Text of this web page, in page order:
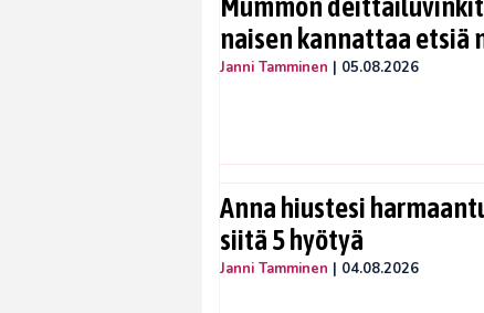
Mummon
naisen kannattaa etsiä
Janni Tamminen | 05.08.2026
Anna hiustesi
siitä 5 hyötyä
Janni Tamminen | 04.08.2026